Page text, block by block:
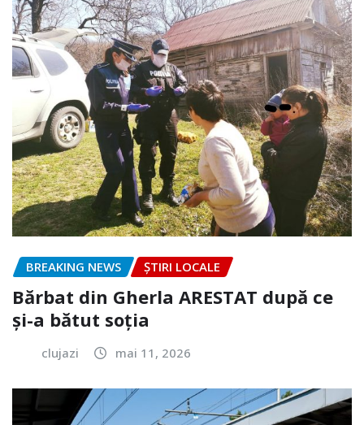
BREAKING NEWS ȘTIRI LOCALE
Bărbat din Gherla ARESTAT după ce
și-a bătut soția
clujazi mai 11, 2026